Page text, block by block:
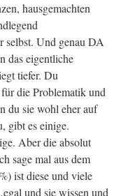
hausgemachten
selbst. Und genau DA
das eigentliche
tiefer. Du
die Problematik und
du sie wohl eher auf
gibt es einige.
Aber die absolut
sage mal aus dem
ist diese und viele
und sie wissen und